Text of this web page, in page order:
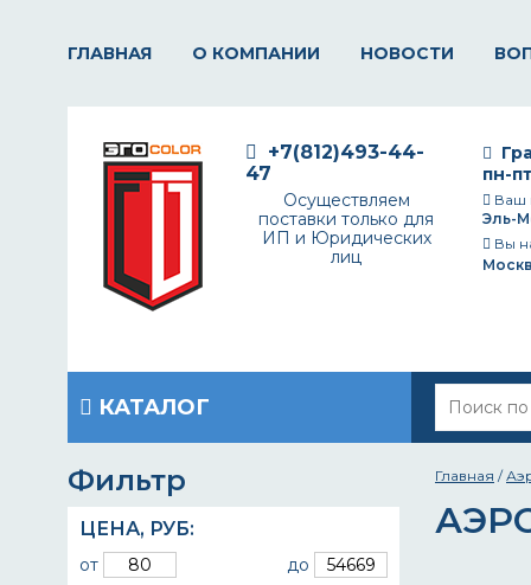
ГЛАВНАЯ О КОМПАНИИ НОВОСТИ
пн-
Ваш
Эль-
Вы
+7(812)493-44-
47
Осуществляем
поставки только для
ИП и Юридических
лиц
КАТАЛОГ
Фильтр
ЦЕНА, РУБ:
от до
Главная /